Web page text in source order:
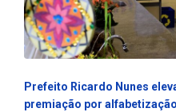
Prefeito Ricardo Nunes
premiação por